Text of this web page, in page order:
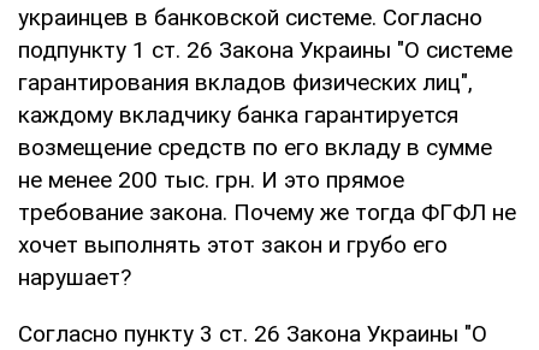
украинцев в банковской системе. Согласно
подпункту 1 ст. 26 Закона Украины "О системе
гарантирования вкладов физических лиц",
каждому вкладчику банка гарантируется
возмещение средств по его вкладу в сумме
не менее 200 тыс. грн. И это прямое
требование закона. Почему же тогда ФГФЛ не
хочет выполнять этот закон и грубо его
нарушает?
Согласно пункту 3 ст. 26 Закона Украины "О